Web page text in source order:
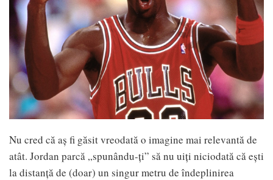
Nu cred că aș fi găsit vreodată o imagine mai relevantă de
atât. Jordan parcă „spunându-ți” să nu uiți niciodată că ești
la distanță de (doar) un singur metru de îndeplinirea